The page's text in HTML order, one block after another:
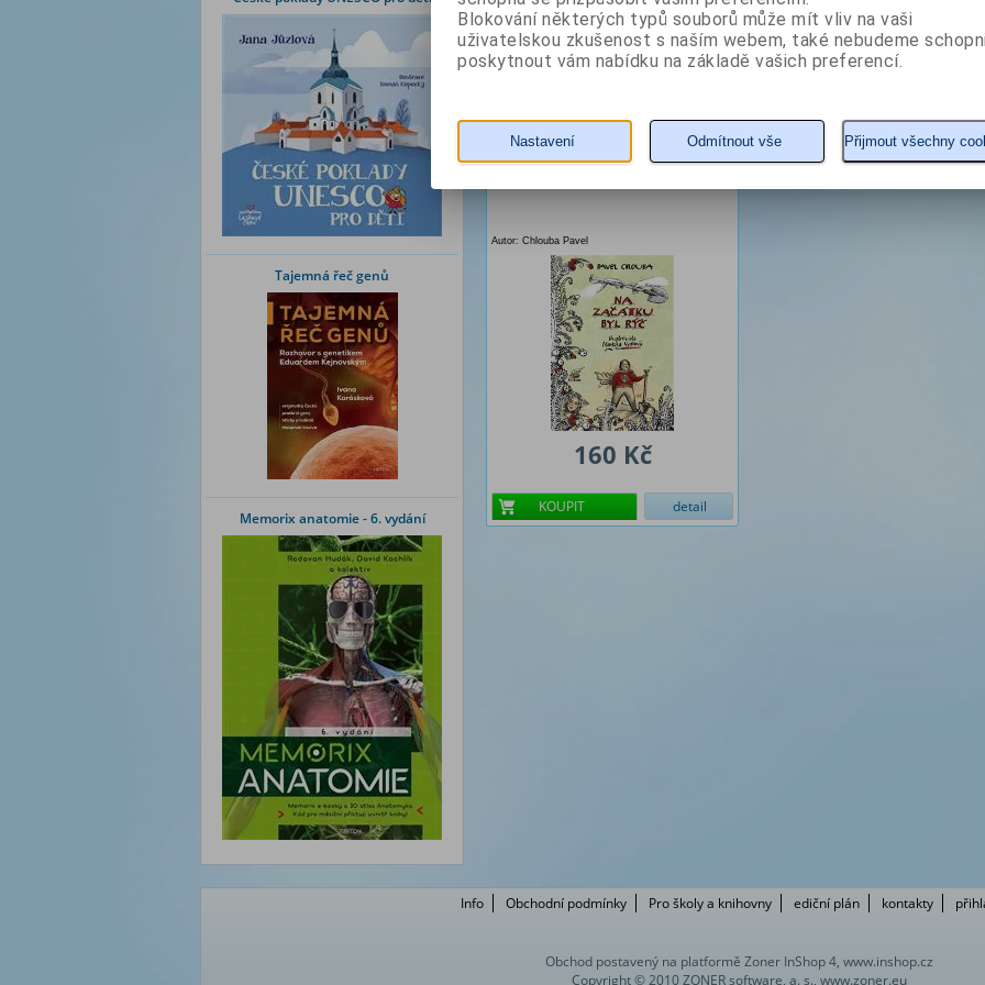
Tajemná řeč genů
Memorix anatomie - 6. vydání
Zahradnické antidepresivum bez lékařského předpisu.
kávy až po usínání.
Z naší nabídky vám doporučujeme
Autor: Chlouba Pavel
160 Kč
KOUPIT detail
Info Obchodní podmínky Pro školy a knihovny ediční plán kontakty
Obchod postavený na platformě Zoner InShop 4, www.inshop.cz
Copyright © 2010 ZONER software, a. s., www.zoner.eu
Blokování některých typů souborů může mít vliv na vaši
uživatelskou zkušenost s naším webem, také nebudeme schopni
poskytnout vám nabídku na základě vašich preferencí.
Nastavení Odmítnout vše Přijmout všechny